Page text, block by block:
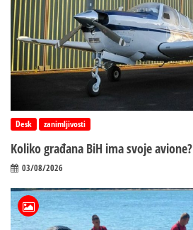
Desk zanimljivosti
Koliko građana BiH ima svoje avione?
03/08/2026